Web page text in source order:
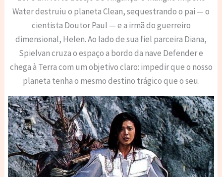
Water destruiu o planeta Clean, sequestrando o pai — o
cientista Doutor Paul — e a irmã do guerreiro
dimensional, Helen. Ao lado de sua fiel parceira Diana,
Spielvan cruza o espaço a bordo da nave Defender e
chega à Terra com um objetivo claro: impedir que o nosso
planeta tenha o mesmo destino trágico que o seu.